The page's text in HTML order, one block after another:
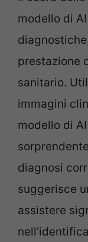
modello di
prestazione
sanitario.
immagini
modello di
diagnosi
suggerisce
assistere